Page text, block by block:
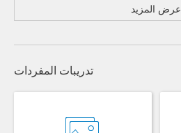
عرض المزيد
تدريبات المفردات